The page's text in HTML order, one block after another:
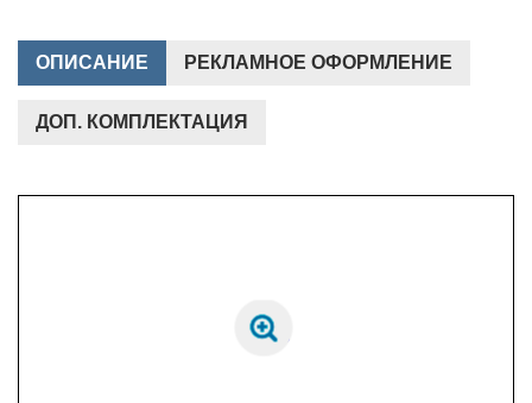
ОПИСАНИЕ РЕКЛАМНОЕ ОФОРМЛЕНИЕ
ДОП. КОМПЛЕКТАЦИЯ